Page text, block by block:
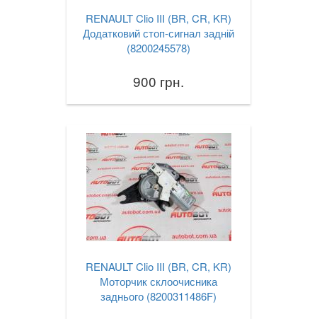
RENAULT Clio III (BR, CR, KR)
Додатковий стоп-сигнал задній
(8200245578)
900 грн.
RENAULT Clio III (BR, CR, KR)
Моторчик склоочисника
заднього (8200311486F)